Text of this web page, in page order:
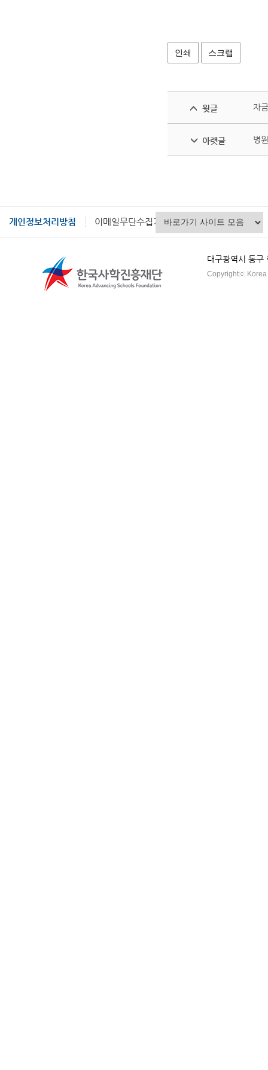
인쇄 스크랩
윗글 자
아랫글 병
개인정보처리방침 이메일무단수집거부
대구광역시 동
Copyrightⓒ Korea